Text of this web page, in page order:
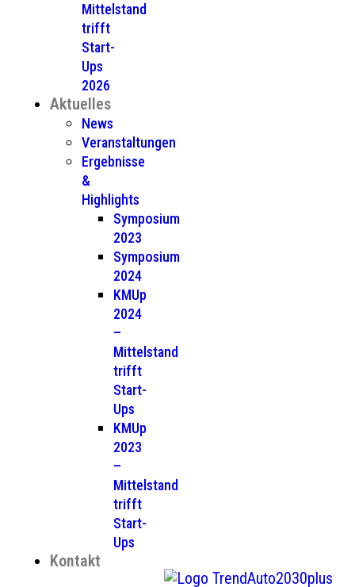
Mittelstand
trifft
Start-
Ups
2026
Aktuelles
News
Veranstaltungen
Ergebnisse
&
Highlights
Symposium
2023
Symposium
2024
KMUp
2024
–
Mittelstand
trifft
Start-
Ups
KMUp
2023
–
Mittelstand
trifft
Start-
Ups
Kontakt